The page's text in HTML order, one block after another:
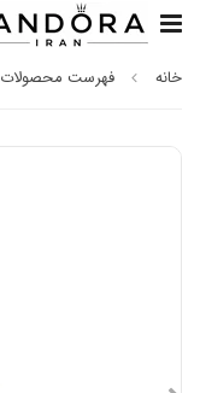
خانه فهرست محصولات